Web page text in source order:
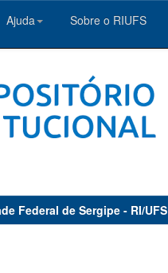
Ajuda Sobre o RIUFS
Federal de Sergipe - RI/UFS